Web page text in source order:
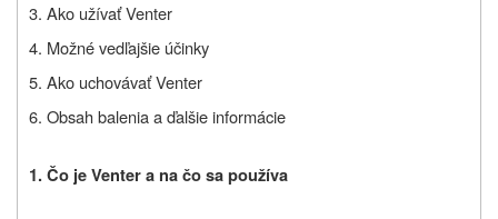
3. Ako užívať Venter
4. Možné vedľajšie účinky
5. Ako uchovávať Venter
6. Obsah balenia a ďalšie informácie
1. Čo je Venter a na čo sa používa